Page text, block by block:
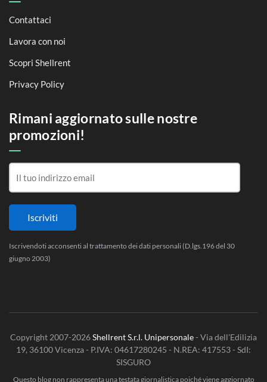
Contattaci
Lavora con noi
Scopri Shellrent
Privacy Policy
Rimani aggiornato sulle nostre
promozioni!
Iscrivendoti acconsenti al trattamento dei dati personali (D.lgs.196 del 30
giugno 2003)
Copyright 2007-2026Shellrent S.r.l. Unipersonale- Via dell'Edilizia
19, 36100 Vicenza - P.IVA: 04617280245 - N.REA: 417553 - SdI:
SISGURO
Questo blog non rappresenta una testata giornalistica poiché viene aggiornato